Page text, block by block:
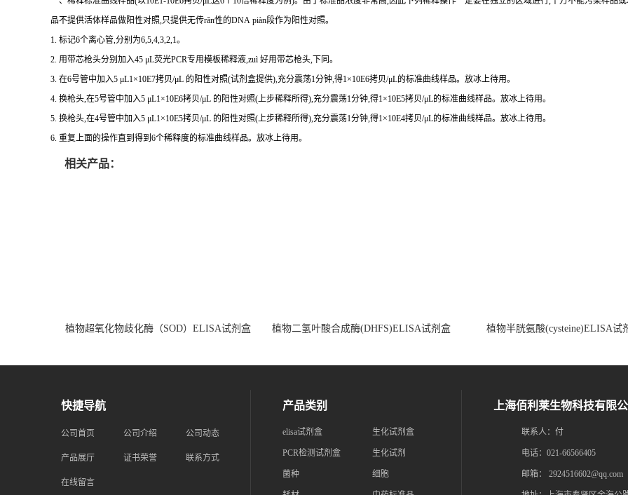
品不提供活体样品做阳性对照,只提供无传rǎn性的DNA piàn段作为阳性对照。
1. 标记6个离心管,分别为6,5,4,3,2,1。
2. 用带芯枪头分别加入45 μL荧光PCR专用模板稀释液,zuì 好用带芯枪头,下同。
3. 在6号管中加入5 μL1×10E7拷贝/μL 的阳性对照(试剂盒提供),充分震荡1分钟,得1×10E6拷贝/μL的标准曲线样品。放冰上待用。
4. 换枪头,在5号管中加入5 μL1×10E6拷贝/μL 的阳性对照(上步稀释所得),充分震荡1分钟,得1×10E5拷贝/μL的标准曲线样品。放冰上待用。
5. 换枪头,在4号管中加入5 μL1×10E5拷贝/μL 的阳性对照(上步稀释所得),充分震荡1分钟,得1×10E4拷贝/μL的标准曲线样品。放冰上待用。
6. 重复上面的操作直到得到6个稀释度的标准曲线样品。放冰上待用。
相关产品：
植物超氧化物歧化酶（SOD）ELISA试剂盒 植物二氢叶酸合成酶(DHFS)ELISA试剂盒 植物半胱氨酸(cysteine)ELISA试
快捷导航
公司首页 公司介绍 公司动态
产品展厅 证书荣誉 联系方式
在线留言
产品类别
elisa试剂盒 生化试剂盒
PCR检测试剂盒 生化试剂
菌种 细胞
上海佰利莱生物科技有限
联系人：付
电话：021-66566405
邮箱： 2924516602@qq.com